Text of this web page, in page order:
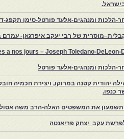
הלכות ומנהגים-אלעד פורטל-סימן
של רבי יעקב איפרגאן- עמרם
a nos jours – Joseph Toledano-DeLeon-
הלכות ומנהגים-אלעד פורטל
כנפו.
תשמעון את המשפטים האלה-הרב משה
עקב יצחק פריאנטה